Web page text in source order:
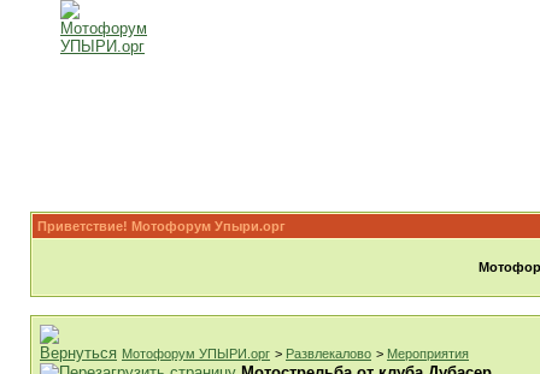
Приветствие! Мотофорум Упыри.орг
Мотофорум УПЫРИ.орг > Развлекалово > Мероприятия